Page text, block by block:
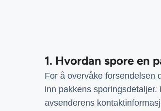
1. Hvordan spore en
For å overvåke forsendelsen
inn pakkens
avsenderens